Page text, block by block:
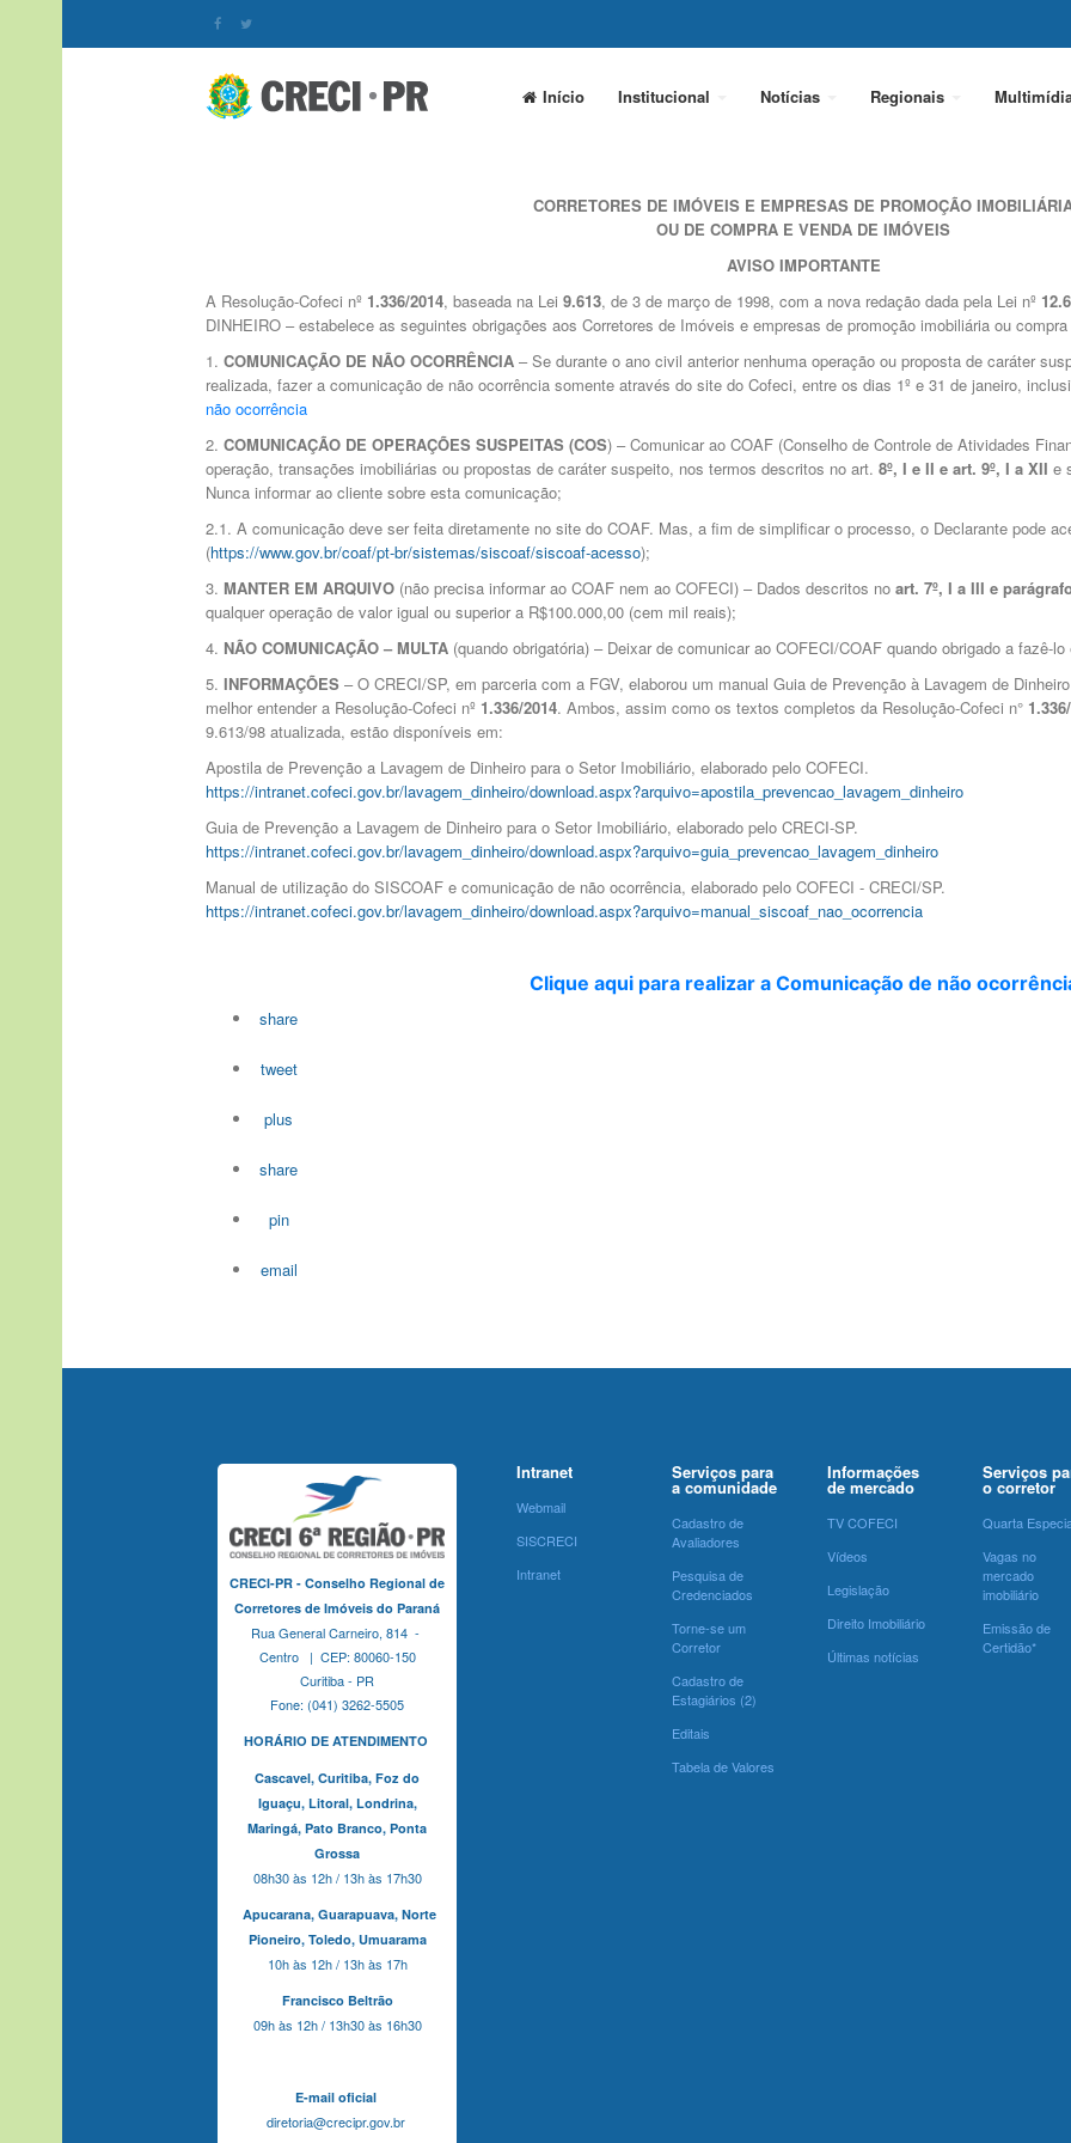
Início Institucional Notícias Regionais
CORRETORES DE IMÓVEIS E EMPRESAS DE PROMOÇÃO
OU DE COMPRA E VENDA DE IMÓVEIS
AVISO IMPORTANTE
A Resolução-Cofeci nº 1.336/2014, baseada na Lei 9.613, de 3 de março de 1998, com a nova redação dada pela Lei nº
DINHEIRO – estabelece as seguintes obrigações aos Corretores de Imóveis e empresas de promoção imobiliária ou
1. COMUNICAÇÃO DE NÃO OCORRÊNCIA – Se durante o ano civil anterior nenhuma operação ou proposta de caráter
realizada, fazer a comunicação de não ocorrência somente através do site do Cofeci, entre os dias 1º e 31 de janeiro,
não ocorrência
2. COMUNICAÇÃO DE OPERAÇÕES SUSPEITAS (COS) – Comunicar ao COAF (Conselho de Controle de Atividades
operação, transações imobiliárias ou propostas de caráter suspeito, nos termos descritos no art. 8º, I e II e art. 9º, I a XII e
Nunca informar ao cliente sobre esta comunicação;
2.1. A comunicação deve ser feita diretamente no site do COAF. Mas, a fim de simplificar o processo, o Declarante pode
(https://www.gov.br/coaf/pt-br/sistemas/siscoaf/siscoaf-acesso);
3. MANTER EM ARQUIVO (não precisa informar ao COAF nem ao COFECI) – Dados descritos no art. 7º, I a III e
qualquer operação de valor igual ou superior a R$100.000,00 (cem mil reais);
4. NÃO COMUNICAÇÃO – MULTA (quando obrigatória) – Deixar de comunicar ao COFECI/COAF quando obrigado a fazê-
5. INFORMAÇÕES – O CRECI/SP, em parceria com a FGV, elaborou um manual Guia de Prevenção à Lavagem de
melhor entender a Resolução-Cofeci nº 1.336/2014. Ambos, assim como os textos completos da Resolução-Cofeci n°
9.613/98 atualizada, estão disponíveis em:
Apostila de Prevenção a Lavagem de Dinheiro para o Setor Imobiliário, elaborado pelo COFECI.
https://intranet.cofeci.gov.br/lavagem_dinheiro/download.aspx?arquivo=apostila_prevencao_lavagem_dinheiro
Guia de Prevenção a Lavagem de Dinheiro para o Setor Imobiliário, elaborado pelo CRECI-SP.
https://intranet.cofeci.gov.br/lavagem_dinheiro/download.aspx?arquivo=guia_prevencao_lavagem_dinheiro
Manual de utilização do SISCOAF e comunicação de não ocorrência, elaborado pelo COFECI - CRECI/SP.
https://intranet.cofeci.gov.br/lavagem_dinheiro/download.aspx?arquivo=manual_siscoaf_nao_ocorrencia
Clique aqui para realizar a Comunicação de não
share
tweet
plus
share
pin
email
CRECI-PR - Conselho Regional de
Corretores de Imóveis do Paraná
Rua General Carneiro, 814 -
Centro | CEP: 80060-150
Curitiba - PR
Fone: (041) 3262-5505
HORÁRIO DE ATENDIMENTO
Cascavel, Curitiba, Foz do
Iguaçu, Litoral, Londrina,
Maringá, Pato Branco, Ponta
Grossa
08h30 às 12h / 13h às 17h30
Apucarana, Guarapuava, Norte
Pioneiro, Toledo, Umuarama
10h às 12h / 13h às 17h
Francisco Beltrão
09h às 12h / 13h30 às 16h30
E-mail oficial
diretoria@crecipr.gov.br
Intranet
Webmail
SISCRECI
Intranet
Serviços para
a comunidade
Cadastro de
Avaliadores
Pesquisa de
Credenciados
Torne-se um
Corretor
Cadastro de
Estagiários (2)
Editais
Tabela de Valores
Informações
de mercado
TV COFECI
Vídeos
Legislação
Direito Imobiliário
Últimas notícias
Serviços
o corretor
Quarta
Vagas no
mercado
imobiliário
Emissão de
Certidão*